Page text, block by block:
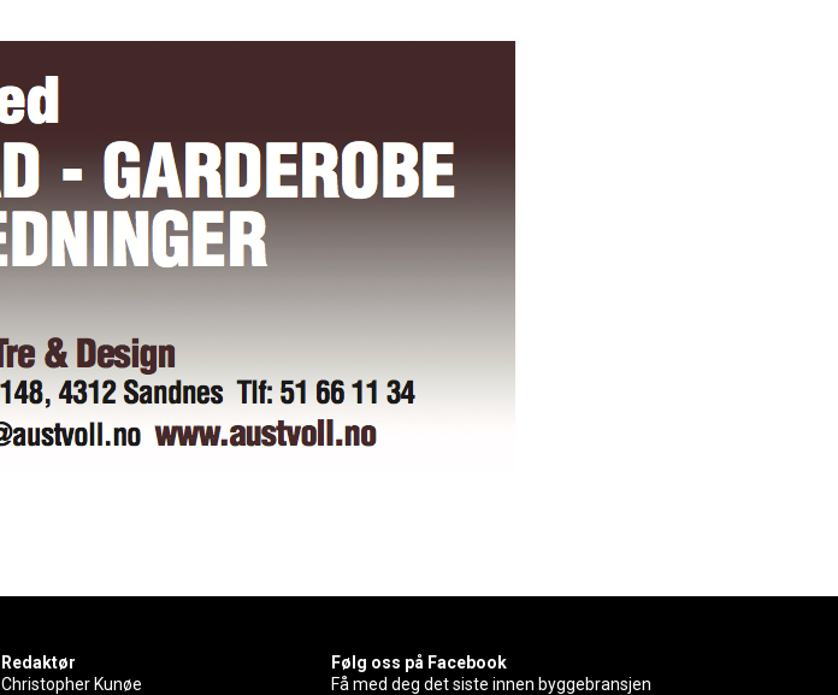
Redaktør
Christopher Kunøe
Følg oss på Facebook
Få med deg det siste innen byggebransjen